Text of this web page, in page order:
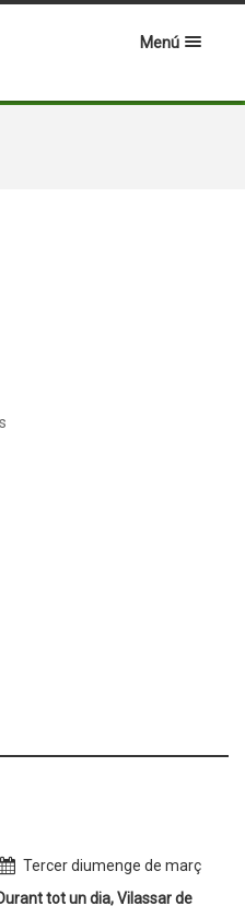
Menú
Tercer diumenge de març
tot un dia, Vilassar de